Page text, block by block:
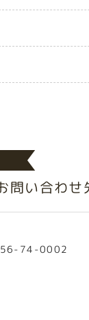
問い合わせ
74-0002